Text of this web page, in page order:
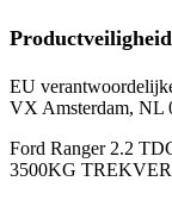
Productveiligheid
EU
VX Amsterdam, NL
Ford Ranger 2.2
3500KG